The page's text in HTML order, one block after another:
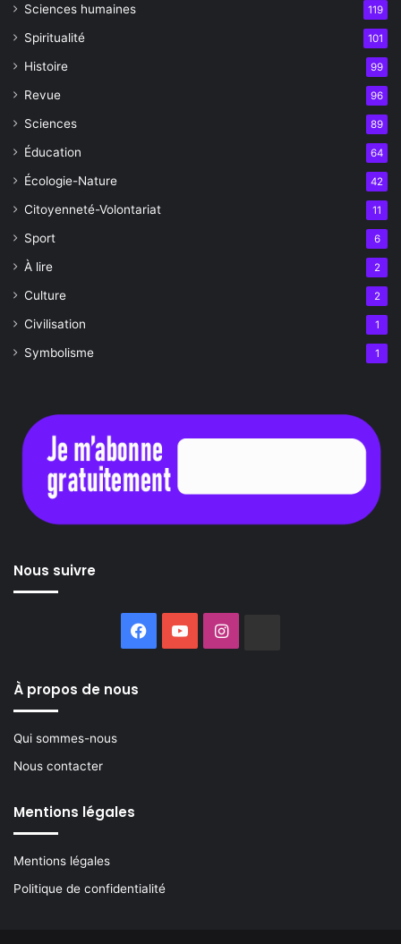
Sciences humaines 119
Spiritualité 101
Histoire 99
Revue 96
Sciences 89
Éducation 64
Écologie-Nature 42
Citoyenneté-Volontariat 11
Sport 6
À lire 2
Culture 2
Civilisation 1
Symbolisme 1
Nous suivre
Facebook
YouTubeInstagram
À propos de nous
Qui sommes-nous
Nous contacter
Mentions légales
Mentions légales
Politique de confidentialité